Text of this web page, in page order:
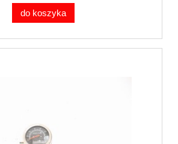
do koszyka